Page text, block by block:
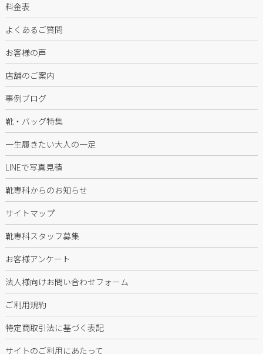
料金表
よくあるご質問
お客様の声
店舗のご案内
事例ブログ
靴・バッグ特集
一生履きたい大人の一足
LINEで写真見積
靴専科からのお知らせ
サイトマップ
靴専科スタッフ募集
お客様アンケート
法人様向けお問い合わせフォーム
ご利用規約
特定商取引法に基づく表記
サイトのご利用にあたって